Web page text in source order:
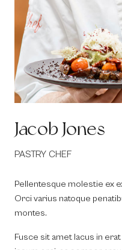
Jacob Jones
PASTRY CHEF
Pellentesque molestie ex
Orci varius natoque
montes.
Fusce sit amet lacus in